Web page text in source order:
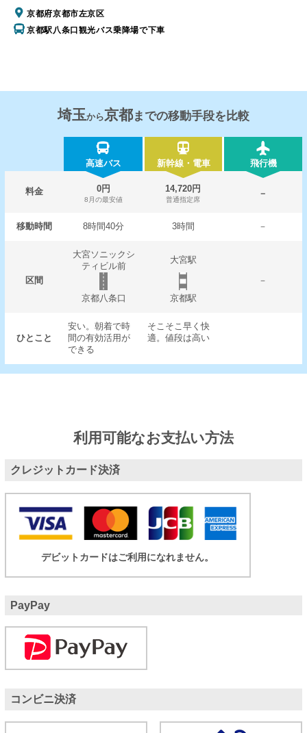
京都府京都市左京区
京都駅八条口観光バス乗降場で下車
埼玉から京都までの移動手段を比較
高速バス 新幹線・電車 飛行機
料金 0円
8月の最安値
14,720円
普通指定席
－
移動時間 8時間40分 3時間 －
区間
大宮ソニックシ
ティビル前
大宮駅
－
京都八条口
京都駅
ひとこと
安い。朝着で時
間の有効活用が
できる
そこそこ早く快
適。値段は高い
利用可能なお支払い方法
クレジットカード決済
デビットカードはご利用になれません。
PayPay
コンビニ決済